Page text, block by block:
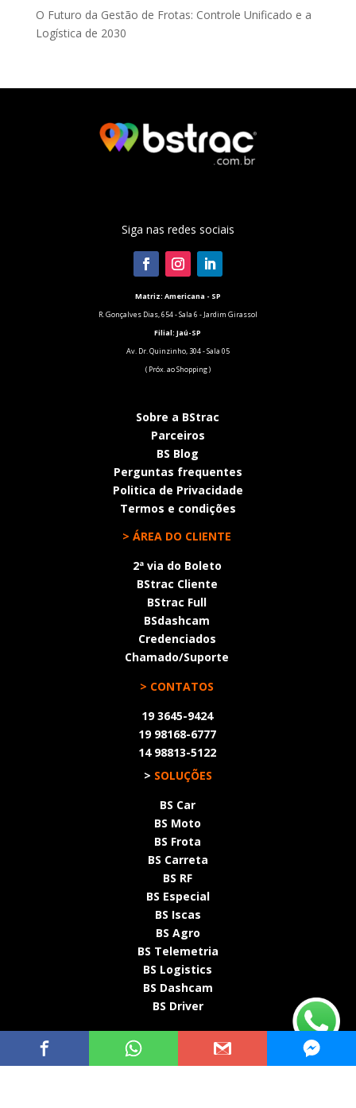
O Futuro da Gestão de Frotas: Controle Unificado e a
Logística de 2030
Siga nas redes sociais
Matriz: Americana - SP
R. Gonçalves Dias, 654 - Sala 6 - Jardim Girassol
Filial: Jaú-SP
Av. Dr. Quinzinho, 304 - Sala 05
( Próx. ao Shopping )
Sobre a BStrac
Parceiros
BS Blog
Perguntas frequentes
Politica de Privacidade
Termos e condições
> ÁREA DO CLIENTE
2ª via do Boleto
BStrac Cliente
BStrac Full
BSdashcam
Credenciados
Chamado/Suporte
> CONTATOS
19 3645-9424
19 98168-6777
14 98813-5122
> SOLUÇÕES
BS Car
BS Moto
BS Frota
BS Carreta
BS RF
BS Especial
BS Iscas
BS Agro
BS Telemetria
BS Logistics
BS Dashcam
BS Driver
BSTRAC ©2015 - 2026 – Todos os direitos reservados.